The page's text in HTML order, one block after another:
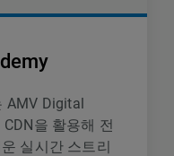
AMV Digital
을 활용해 전
실시간 스트리